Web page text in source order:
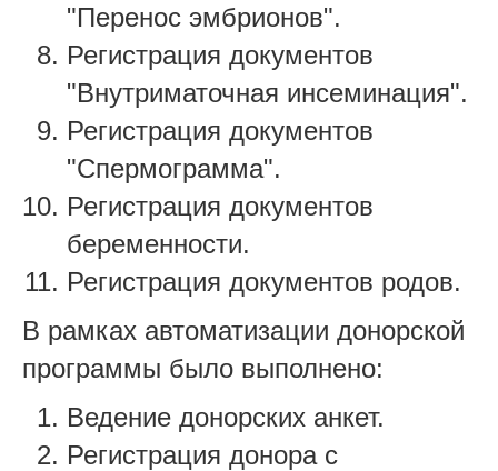
"Перенос эмбрионов".
Регистрация документов
"Внутриматочная инсеминация".
Регистрация документов
"Спермограмма".
Регистрация документов
беременности.
Регистрация документов родов.
В рамках автоматизации донорской
программы было выполнено:
Ведение донорских анкет.
Регистрация донора с